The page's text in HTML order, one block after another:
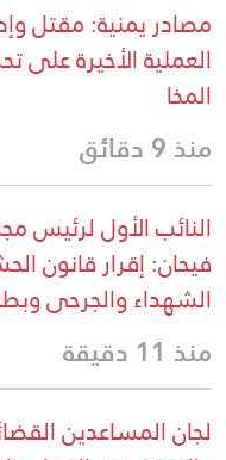
مصادر يمنية: مقتل
العملية الأخيرة
المخا
منذ 9 دقائق
النائب الأول لرئيس
فيحان: إقرار قانون
الشهداء والجرحى
منذ 11 دقيقة
لجان المساعدين